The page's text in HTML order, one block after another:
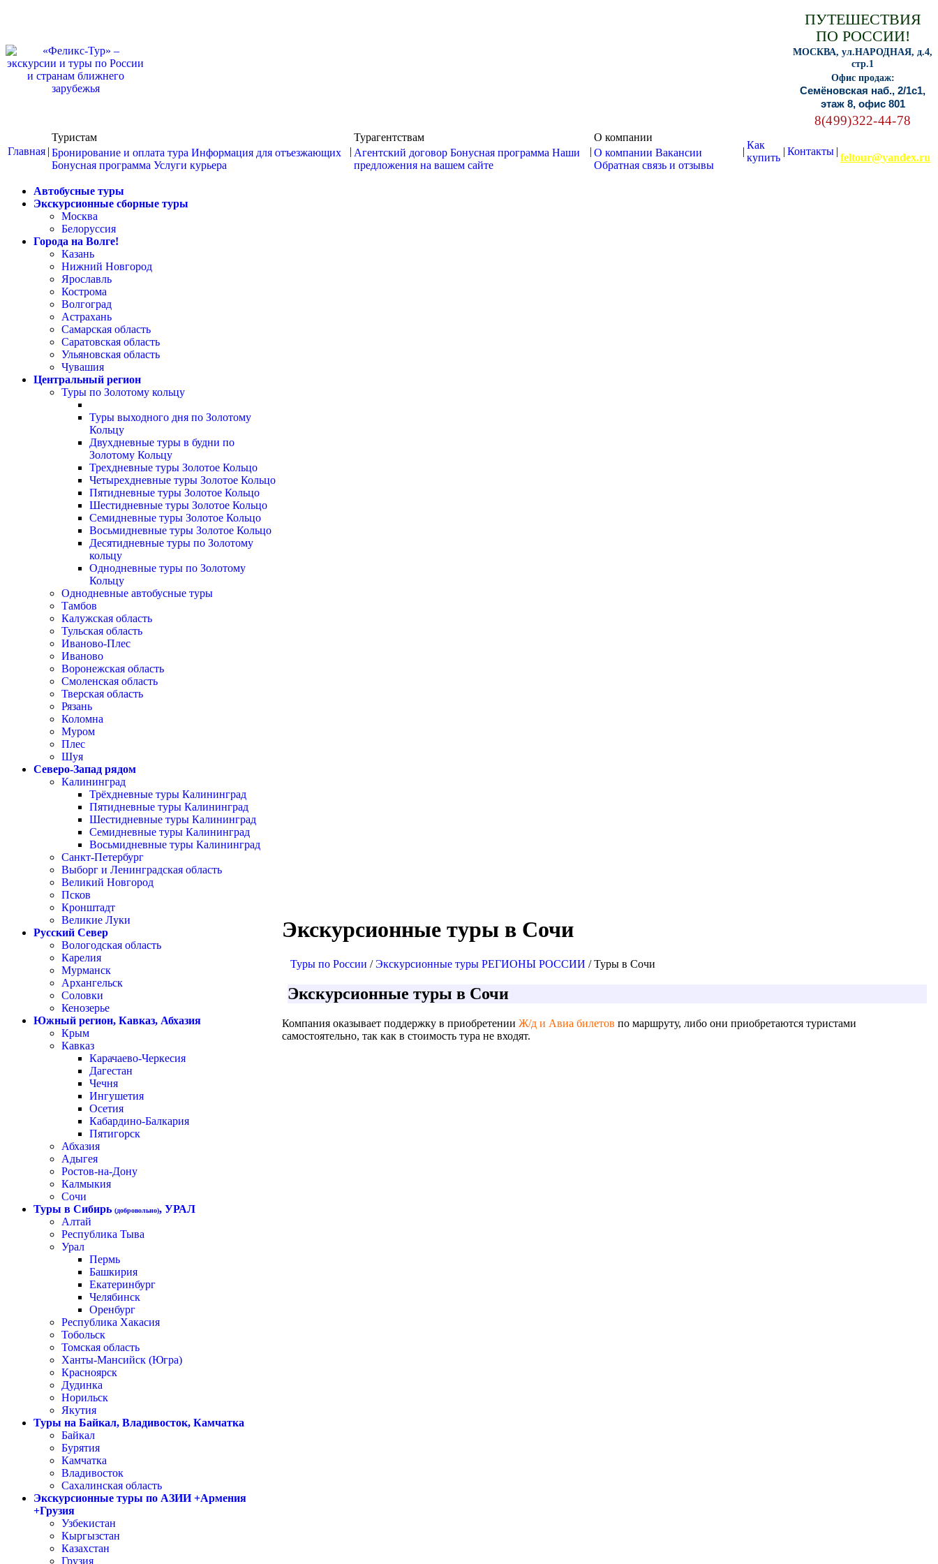
ПУТЕШЕСТВИЯ
ПО РОССИИ!
МОСКВА, ул.НАРОДНАЯ, д.4,
стр.1
Офис продаж:
Семёновская наб., 2/1с1,
этаж 8, офис 801
8(499)322-44-78
Главная |
Туристам
Бронирование и оплата тура Информация для отъезжающих
Бонусная программа Услуги курьера
|
Турагентствам
Агентский договор Бонусная программа Наши
предложения на вашем сайте
|
О компании
О компании Вакансии
Обратная связь и отзывы
|
Как
купить
| Контакты |
feltour@yandex.ru
Автобусные туры
Экскурсионные сборные туры
Москва
Белоруссия
Города на Волге!
Казань
Нижний Новгород
Ярославль
Кострома
Волгоград
Астрахань
Самарская область
Саратовская область
Ульяновская область
Чувашия
Центральный регион
Туры по Золотому кольцу
Туры выходного дня по Золотому
Кольцу
Двухдневные туры в будни по
Золотому Кольцу
Трехдневные туры Золотое Кольцо
Четырехдневные туры Золотое Кольцо
Пятидневные туры Золотое Кольцо
Шестидневные туры Золотое Кольцо
Семидневные туры Золотое Кольцо
Восьмидневные туры Золотое Кольцо
Десятидневные туры по Золотому
кольцу
Однодневные туры по Золотому
Кольцу
Однодневные автобусные туры
Тамбов
Калужская область
Тульская область
Иваново-Плес
Иваново
Воронежская область
Смоленская область
Тверская область
Рязань
Коломна
Муром
Плес
Шуя
Северо-Запад рядом
Калининград
Трёхдневные туры Калининград
Пятидневные туры Калининград
Шестидневные туры Калининград
Семидневные туры Калининград
Восьмидневные туры Калининград
Санкт-Петербург
Выборг и Ленинградская область
Великий Новгород
Псков
Кронштадт
Великие Луки
Русский Север
Вологодская область
Карелия
Мурманск
Архангельск
Соловки
Кенозерье
Южный регион, Кавказ, Абхазия
Крым
Кавказ
Карачаево-Черкесия
Дагестан
Чечня
Ингушетия
Осетия
Кабардино-Балкария
Пятигорск
Абхазия
Адыгея
Ростов-на-Дону
Калмыкия
Сочи
Туры в Сибирь (добровольно), УРАЛ
Алтай
Республика Тыва
Урал
Пермь
Башкирия
Екатеринбург
Челябинск
Оренбург
Республика Хакасия
Тобольск
Томская область
Ханты-Мансийск (Югра)
Красноярск
Дудинка
Норильск
Якутия
Туры на Байкал, Владивосток, Камчатка
Байкал
Бурятия
Камчатка
Владивосток
Сахалинская область
Экскурсионные туры по АЗИИ +Армения
+Грузия
Узбекистан
Кыргызстан
Казахстан
Грузия
Экскурсионные туры в Сочи
Туры по России /Экскурсионные туры РЕГИОНЫ РОССИИ / Туры в Сочи
Экскурсионные туры в Сочи
Компания оказывает поддержку в приобретении Ж/д и Авиа билетов по маршруту, либо они приобретаются туристами
самостоятельно, так как в стоимость тура не входят.